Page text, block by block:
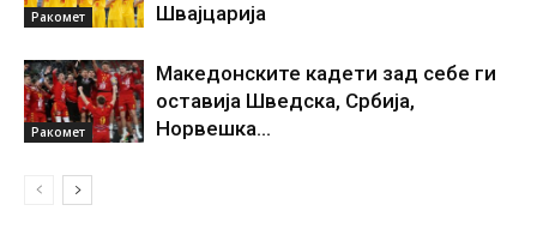
Ракомет
Швајцарија
Ракомет
Македонските кадети зад себе ги
оставија Шведска, Србија,
Норвешка…